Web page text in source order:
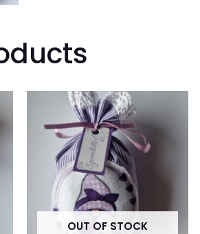
OUT OF STOCK